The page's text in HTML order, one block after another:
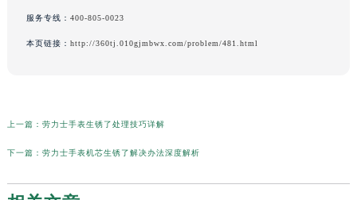
服务专线： 400-805-0023
本页链接： http://360tj.010gjmbwx.com/problem/481.html
上一篇： 劳力士手表生锈了处理技巧详解
下一篇： 劳力士手表机芯生锈了解决办法深度解析